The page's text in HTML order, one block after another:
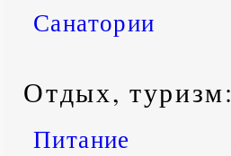
Санатории
Отдых, туризм:
Питание